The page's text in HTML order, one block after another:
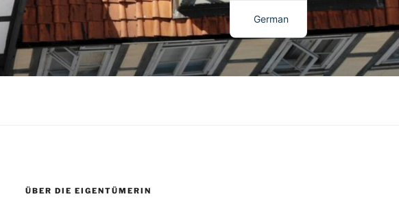
ÜBER DIE EIGENTÜMERIN
German
English